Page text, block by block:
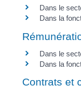
Dans le
Dans la
Dans le
Dans la
Contrats et